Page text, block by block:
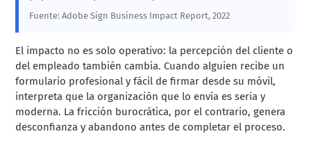
Fuente: Adobe Sign Business Impact Report, 2022
El impacto no es solo operativo: la percepción del cliente o
del empleado también cambia. Cuando alguien recibe un
formulario profesional y fácil de firmar desde su móvil,
interpreta que la organización que lo envía es seria y
moderna. La fricción burocrática, por el contrario, genera
desconfianza y abandono antes de completar el proceso.